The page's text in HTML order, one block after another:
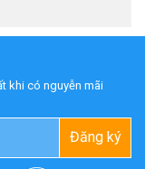
khi có nguyễn mãi
Đăng ký